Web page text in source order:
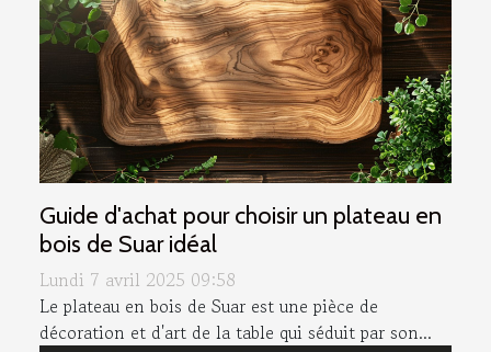
Guide d'achat pour choisir un plateau en
bois de Suar idéal
Lundi 7 avril 2025 09:58
Le plateau en bois de Suar est une pièce de
décoration et d'art de la table qui séduit par son...